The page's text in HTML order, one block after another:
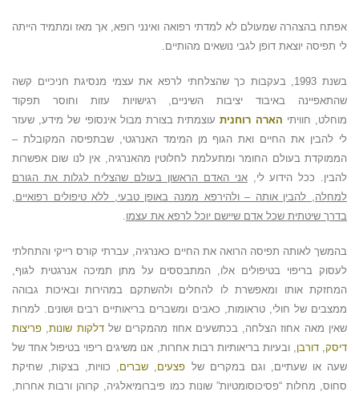
אפתח בהצהרה שמעולם לא למדתי רפואה ואינני רופא, אך מאז ומתמיד הייתה
לי תפיסה יוצאת דופן לגבי נושאים מהותיים.
בשנת 1993, בעקבות כך שהצלחתי לרפא את עצמי מנסיגת חניכיים קשה
שהתאפיינה באיבוד יציבות השיניים, רגישויות עזות וחוסר תפקוד
מוחלט, חוויתי הארה רוחניתעוצמתית בצורת מבול אינסופי של מידע, שעזר
לי להבין את החיים ואת הגוף מן המימד האנרגטי, שבתפיסה המקובלת –
הממוקדת בעולם החומר ומתעלמת לחלוטין מהאנרגיה, אין לנו שום אפשרות
להבין. ככל הידוע לי,אני האדם הראשון בעולם שהצליח לגלות את הגורם
למחלה, להבין אותה – ולהירפא ממנה באופן טבעי, ללא טיפולים רפואיים,
בדרך שיטתית שכל אדם שיישם יוכל לרפא את עצמו.
בהמשך לאותה תפיסה הרואה את החיים כאנרגיה, עברתי קורס רייקי והתחלתי
לעסוק בריפוי בטיפולים אלו, המתבססים על מתן תמיכה אנרגטית לגוף,
המחזקת אותו ומאפשרת לו להחלים ולהשתקם במהירות ובאיכות גבוהה
ממצבים של חולי, טראומות, כאבים ומשברים בריאותיים רבים ושונים. למרות
שאין מאה אחוז הצלחה, בכתשעים אחוז מהמקרים שלדלקות שונות, פריצות
דיסק,דורבן, ובעיות בריאותיות רבות אחרות, אנו משיגים ריפוי בטיפול אחד של
שעה או שעתיים, וגם במקרים של פצעים, שברים, כוויות, בצקות, שחיקת
סחוס, מחלות “פסיכוסומטיות” שונות כמו פיברומיאלגיה, קרוהן ורבות אחרות,